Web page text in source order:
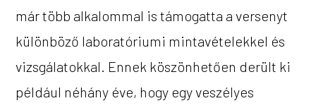
már több alkalommal is támogatta a versenyt
különböző laboratóriumi mintavételekkel és
vizsgálatokkal. Ennek köszönhetően derült ki
például néhány éve, hogy egy veszélyes